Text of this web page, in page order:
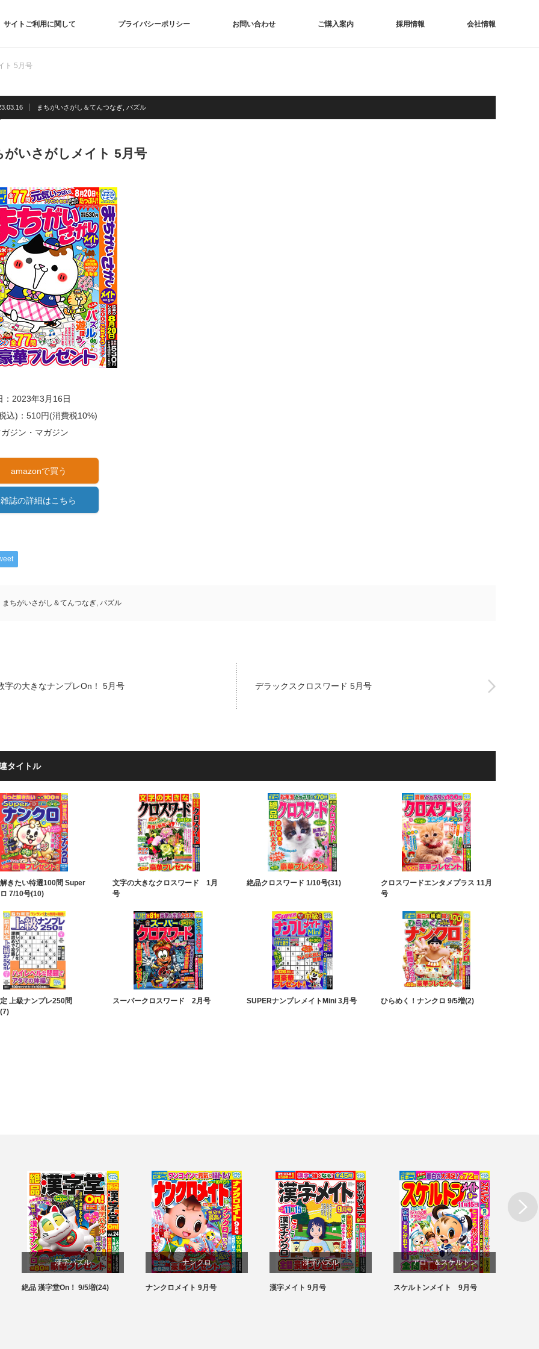
サイトご利用に関して プライバシーポリシー お問い合わせ ご購入案内 採用情報 会社情報
ト 5月号
まちがいさがし＆てんつなぎ パズル
がいさがしメイト 5月号
：2023年3月16日
込)：510円(消費税10%)
ジン・マガジン
amazonで買う
雑誌の詳細はこちら
まちがいさがし＆てんつなぎ パズル
字の大きなナンプレOn！ 5月号 デラックスクロスワード 5月号
タイトル
きたい特選100問 Super
7/10号(10)
文字の大きなクロスワード 1月
号
絶品クロスワード 1/10号(31)
クロスワードエンタメプラス 11月
号
上級ナンプレ250問
スーパークロスワード 2月号 SUPERナンプレメイトMini 3月号 ひらめく！ナンクロ 9/5増(2)
漢字パズル
パズル
絶品 漢字堂On！ 9/5増(24)
ナンクロ
パズル
ナンクロメイト 9月号
漢字パズル
パズル
漢字メイト 9月号
アロー＆スケルトン
パズル
スケルトンメイト 9月号